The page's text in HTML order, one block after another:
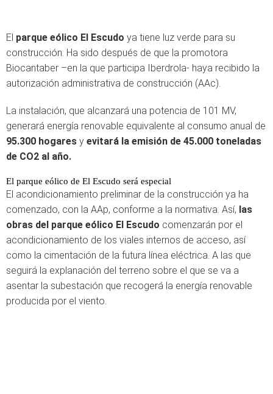
El parque eólico El Escudo ya tiene luz verde para su
construcción. Ha sido después de que la promotora
Biocantaber –en la que participa Iberdrola- haya recibido la
autorización administrativa de construcción (AAc).
La instalación, que alcanzará una potencia de 101 MV,
generará energía renovable equivalente al consumo anual de
95.300 hogares y evitará la emisión de 45.000 toneladas
de CO2 al año.
El parque eólico de El Escudo será especial
El acondicionamiento preliminar de la construcción ya ha
comenzado, con la AAp, conforme a la normativa. Así, las
obras del parque eólico El Escudo comenzarán por el
acondicionamiento de los viales internos de acceso, así
como la cimentación de la futura línea eléctrica. A las que
seguirá la explanación del terreno sobre el que se va a
asentar la subestación que recogerá la energía renovable
producida por el viento.